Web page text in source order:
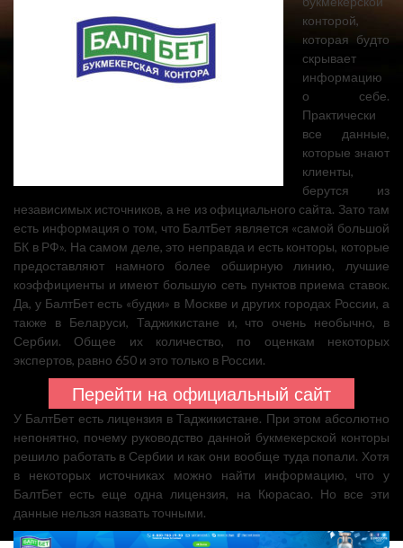
конторой,
которая будто
скрывает
информацию
о себе.
Практически
все данные,
которые знают
клиенты,
берутся из
независимых источников, а не из официального сайта. Зато там
есть информация о том, что БалтБет является «самой большой
БК в РФ». На самом деле, это неправда и есть конторы, которые
предоставляют намного более обширную линию, лучшие
коэффициенты и имеют большую сеть пунктов приема ставок.
Да, у БалтБет есть «будки» в Москве и других городах России, а
также в Беларуси, Таджикистане и, что очень необычно, в
Сербии. Общее их количество, по оценкам некоторых
экспертов, равно 650 и это только в России.
Перейти на официальный сайт
У БалтБет есть лицензия в Таджикистане. При этом абсолютно
непонятно, почему руководство данной букмекерской конторы
решило работать в Сербии и как они вообще туда попали. Хотя
в некоторых источниках можно найти информацию, что у
БалтБет есть еще одна лицензия, на Кюрасао. Но все эти
данные нельзя назвать точными.